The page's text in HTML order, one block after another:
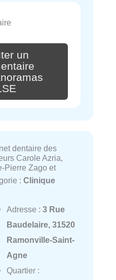
un
dentaire des
Carole Azria,
Pierre Zago et
: Clinique
Adresse : 3 Rue
Baudelaire, 31520
Ramonville-Saint-
Agne
Quartier :